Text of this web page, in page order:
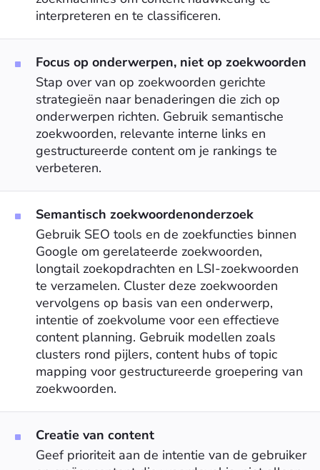
interpreteren en te classificeren.
Focus op onderwerpen, niet op zoekwoorden
Stap over van op zoekwoorden gerichte
strategieën naar benaderingen die zich op
onderwerpen richten. Gebruik semantische
zoekwoorden, relevante interne links en
gestructureerde content om je rankings te
verbeteren.
Semantisch zoekwoordenonderzoek
Gebruik SEO tools en de zoekfuncties binnen
Google om gerelateerde zoekwoorden,
longtail zoekopdrachten en LSI-zoekwoorden
te verzamelen. Cluster deze zoekwoorden
vervolgens op basis van een onderwerp,
intentie of zoekvolume voor een effectieve
content planning. Gebruik modellen zoals
clusters rond pijlers, content hubs of topic
mapping voor gestructureerde groepering van
zoekwoorden.
Creatie van content
Geef prioriteit aan de intentie van de gebruiker